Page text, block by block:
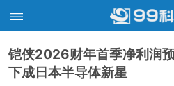
铠侠2026财年首季净利润
下成日本半导体新星